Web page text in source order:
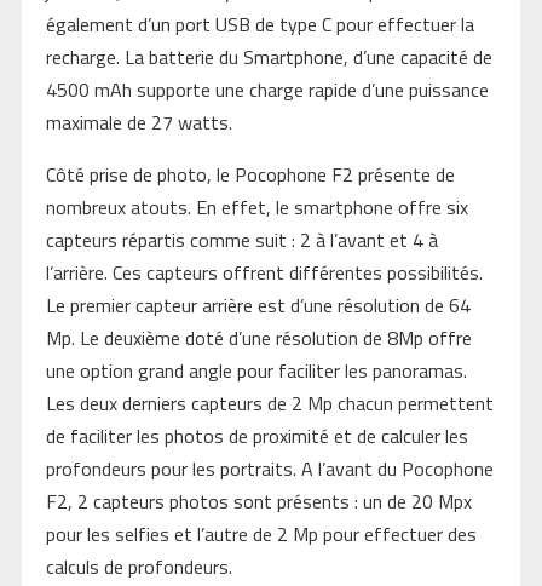
également d’un port USB de type C pour effectuer la
recharge. La batterie du Smartphone, d’une capacité de
4500 mAh supporte une charge rapide d’une puissance
maximale de 27 watts.
Côté prise de photo, le Pocophone F2 présente de
nombreux atouts. En effet, le smartphone offre six
capteurs répartis comme suit : 2 à l’avant et 4 à
l’arrière. Ces capteurs offrent différentes possibilités.
Le premier capteur arrière est d’une résolution de 64
Mp. Le deuxième doté d’une résolution de 8Mp offre
une option grand angle pour faciliter les panoramas.
Les deux derniers capteurs de 2 Mp chacun permettent
de faciliter les photos de proximité et de calculer les
profondeurs pour les portraits. A l’avant du Pocophone
F2, 2 capteurs photos sont présents : un de 20 Mpx
pour les selfies et l’autre de 2 Mp pour effectuer des
calculs de profondeurs.